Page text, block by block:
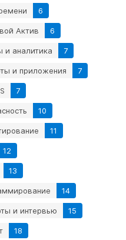
6
Актив 6
и аналитика 7
и приложения 7
7
10
11
12
13
14
и интервью 15
18